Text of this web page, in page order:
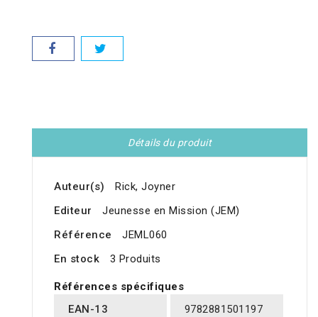
Détails du produit
Auteur(s)
Rick, Joyner
Editeur
Jeunesse en Mission (JEM)
Référence
JEML060
En stock
3 Produits
Références spécifiques
EAN-13
9782881501197